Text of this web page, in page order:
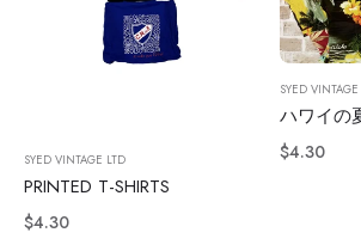
SYED VINTAGE LTD
PRINTED T-SHIRTS
通
$4.30
SYED
ハワイの
通
$4.30